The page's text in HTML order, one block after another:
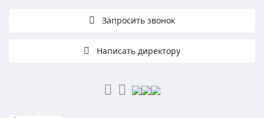
Запросить звонок
Написать директору